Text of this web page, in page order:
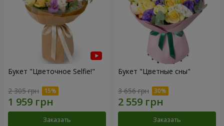
Букет "Цветочное Selfie!"
2 305 грн
Заказать
Букет "Цветные сны"
3 656 грн
Заказать